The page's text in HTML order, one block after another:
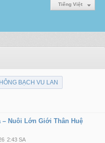
Tiếng Việt
BẠCH VU LAN
– Nuôi Lớn Giới Thân Huệ
2:43 SA